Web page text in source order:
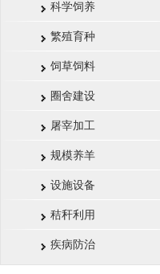
科学饲养
繁殖育种
饲草饲料
圈舍建设
屠宰加工
规模养羊
设施设备
秸秆利用
疾病防治